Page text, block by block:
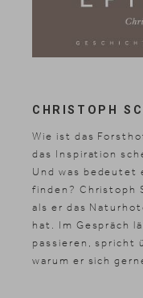
CHRISTOPH
Wie ist das
das Inspiration
Und was bedeutet
finden? Christoph
als er das
hat. Im Gespräch
passieren, spricht
warum er sich